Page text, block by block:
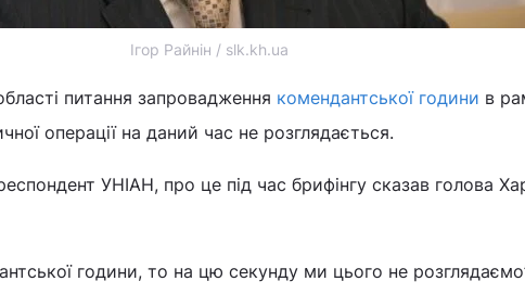
Ігор Райнін / slk.kh.ua
питання запровадження комендантської години в
операції на даний час не розглядається.
УНІАН, про це під час брифінгу сказав голова
години, то на цю секунду ми цього не